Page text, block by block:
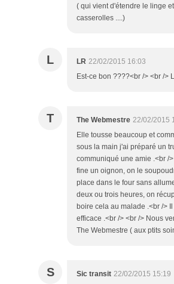
( qui vient d'étendre le linge
casserolles ....)
L LR 22/02/2015 16:03
Est-ce bon ????<br /> <br />
T The Webmestre 22/02/2015
Elle tousse beaucoup et
sous la main j'ai préparé un
communiqué une amie .<br /
fine un oignon, on le
place dans le four sans
deux ou trois heures, on
boire cela au malade .<br />
efficace .<br /> <br /> Nous
The Webmestre ( aux ptits
S Sic transit 22/02/2015 15:19